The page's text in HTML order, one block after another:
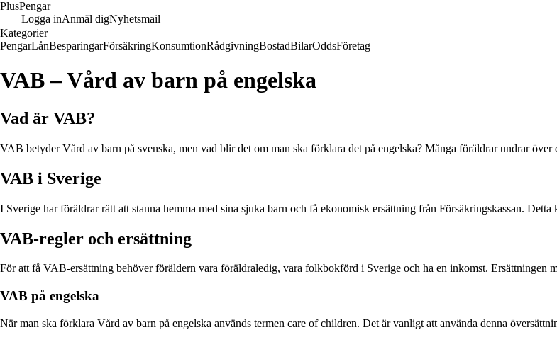
PlusPengar
Logga inAnmäl digNyhetsmail
Kategorier
PengarLånBesparingarFörsäkringKonsumtionRådgivningBostadBilarOddsFöretag
VAB – Vård av barn på engelska
Vad är VAB?
VAB betyder Vård av barn på svenska, men vad blir det om man ska förklara det på engelska? Många föräldrar undrar över
VAB i Sverige
I Sverige har föräldrar rätt att stanna hemma med sina sjuka barn och få ekonomisk ersättning från Försäkringskassan.
VAB-regler och ersättning
För att få VAB-ersättning behöver föräldern vara föräldraledig, vara folkbokförd i Sverige och ha en inkomst. Ersättningen
VAB på engelska
När man ska förklara Vård av barn på engelska används termen care of children. Det är vanligt att använda denna